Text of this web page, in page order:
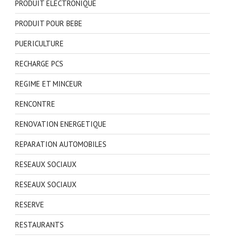
PRODUIT ELECTRONIQUE
PRODUIT POUR BEBE
PUERICULTURE
RECHARGE PCS
REGIME ET MINCEUR
RENCONTRE
RENOVATION ENERGETIQUE
REPARATION AUTOMOBILES
RESEAUX SOCIAUX
RESEAUX SOCIAUX
RESERVE
RESTAURANTS